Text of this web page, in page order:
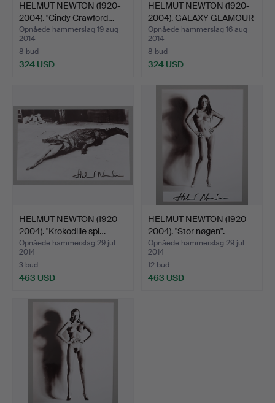
HELMUT NEWTON (1920-
2004). "Cindy Crawford…
Opnåede hammerslag 19 aug
2014
8 bud
324 USD
HELMUT NEWTON (1920-
2004). GALAXY GLAMOUR
…
Opnåede hammerslag 16 aug
2014
8 bud
324 USD
HELMUT NEWTON (1920-
2004). "Krokodille spi…
Opnåede hammerslag 29 jul
2014
3 bud
463 USD
HELMUT NEWTON (1920-
2004). "Stor nøgen".
Opnåede hammerslag 29 jul
2014
12 bud
463 USD